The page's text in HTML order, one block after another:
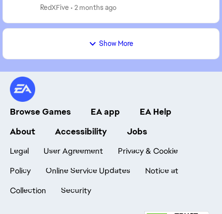
Origin). Seit der neu Installation hab ich wohl kei...
RedXFive 2 months ago
Show More
Browse Games EA app
EA Help
About
Accessibility Jobs
Legal User Agreement
Privacy & Cookie
Policy
Online Service Updates
Notice at
Collection
Security